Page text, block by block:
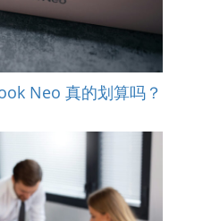
Neo 真的划算吗？